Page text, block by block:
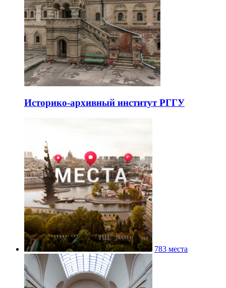
Историко-архивный институт РГГУ
783 места